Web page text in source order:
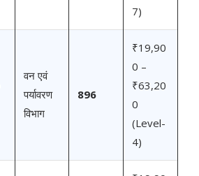
7)
वन एवं
पर्यावरण
विभाग
896
₹19,90
0 –
₹63,20
0
(Level-
4)